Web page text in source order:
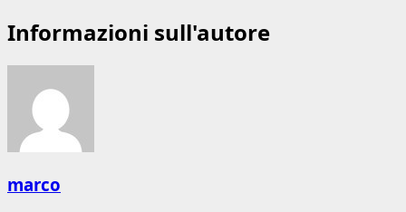
Informazioni sull'autore
marco